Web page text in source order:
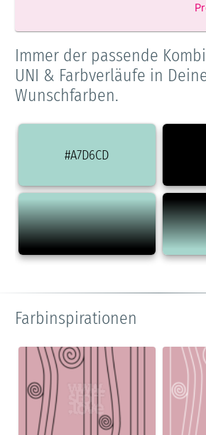
Immer der passende
UNI & Farbverläufe in
Wunschfarben.
#A7D6CD
Farbinspirationen